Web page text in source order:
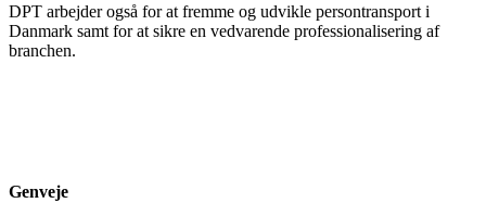
DPT arbejder også for at fremme og udvikle persontransport i
Danmark samt for at sikre en vedvarende professionalisering af
branchen.
Genveje